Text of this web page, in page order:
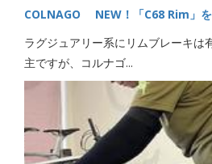
COLNAGO NEW！「C68 Rim」
ラグジュアリー系にリムブレーキは
主ですが、コルナゴ...